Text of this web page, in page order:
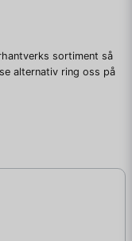
sortiment så
alternativ ring oss på